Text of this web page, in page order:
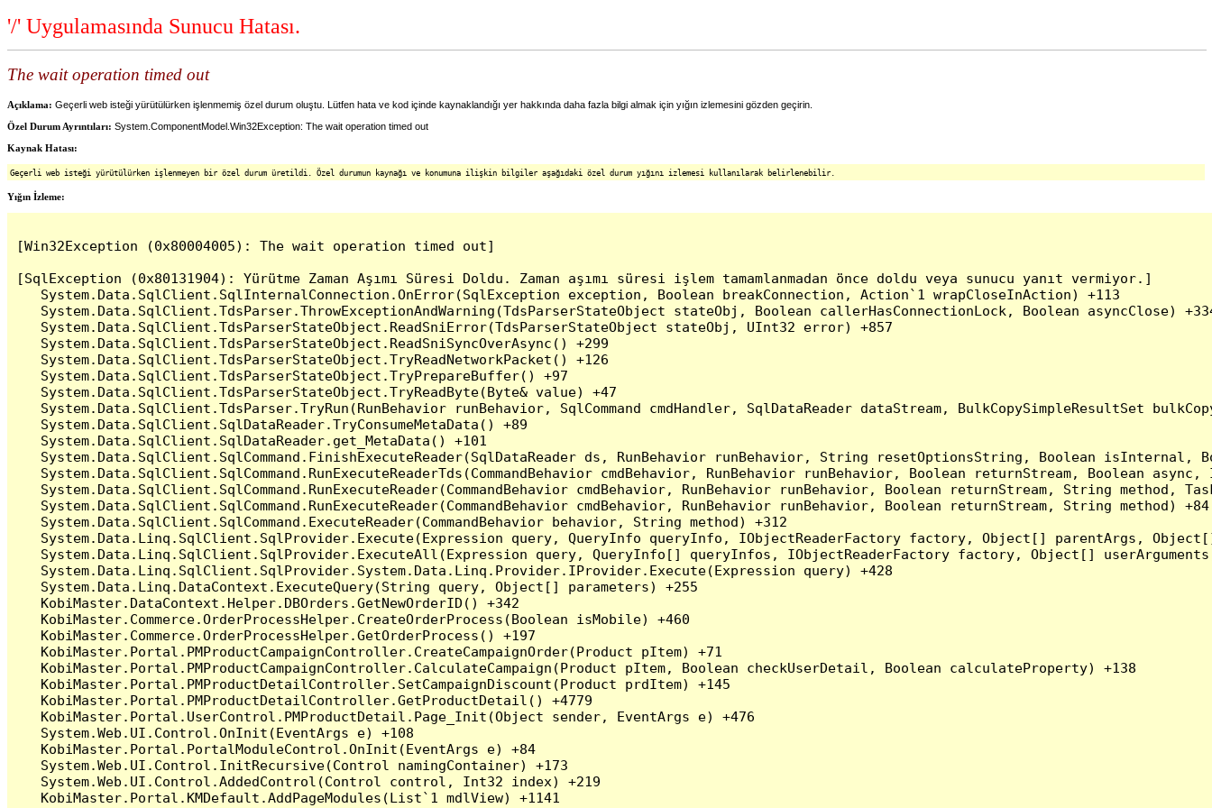
'/' Uygulamasında Sunucu Hatası.
The wait operation timed out
Açıklama: Geçerli web isteği yürütülürken işlenmemiş özel durum oluştu. Lütfen hata ve kod içinde kaynaklandığı yer hakkında daha fazla bilgi almak için yığın izlemesini gözden geçirin.
Özel Durum Ayrıntıları: System.ComponentModel.Win32Exception: The wait operation timed out
Kaynak Hatası:
Geçerli web isteği yürütülürken işlenmeyen bir özel durum üretildi. Özel durumun kaynağı ve konumuna ilişkin bilgiler aşağıdaki özel durum yığını izlemesi kullanılarak belirlenebilir.
Yığın İzleme:
[Win32Exception (0x80004005): The wait operation timed out]
[SqlException (0x80131904): Yürütme Zaman Aşımı Süresi Doldu. Zaman aşımı süresi işlem tamamlanmadan önce doldu veya sunucu yanıt vermiyor.]
   System.Data.SqlClient.SqlInternalConnection.OnError(SqlException exception, Boolean breakConnection, Action`1 wrapCloseInAction) +113
System.Data.SqlClient.TdsParser.ThrowExceptionAndWarning(TdsParserStateObject stateObj, Boolean callerHasConnectionLock, Boolean asyncClose)
   System.Data.SqlClient.TdsParserStateObject.ReadSniError(TdsParserStateObject stateObj, UInt32 error) +857
   System.Data.SqlClient.TdsParserStateObject.ReadSniSyncOverAsync() +299
   System.Data.SqlClient.TdsParserStateObject.TryReadNetworkPacket() +126
   System.Data.SqlClient.TdsParserStateObject.TryPrepareBuffer() +97
   System.Data.SqlClient.TdsParserStateObject.TryReadByte(Byte& value) +47
System.Data.SqlClient.TdsParser.TryRun(RunBehavior runBehavior, SqlCommand cmdHandler, SqlDataReader dataStream, BulkCopySimpleResultSet
   System.Data.SqlClient.SqlDataReader.TryConsumeMetaData() +89
   System.Data.SqlClient.SqlDataReader.get_MetaData() +101
System.Data.SqlClient.SqlCommand.FinishExecuteReader(SqlDataReader ds, RunBehavior runBehavior, String resetOptionsString, Boolean
System.Data.SqlClient.SqlCommand.RunExecuteReaderTds(CommandBehavior cmdBehavior, RunBehavior runBehavior, Boolean returnStream, Boolean
System.Data.SqlClient.SqlCommand.RunExecuteReader(CommandBehavior cmdBehavior, RunBehavior runBehavior, Boolean returnStream, String method,
   System.Data.SqlClient.SqlCommand.RunExecuteReader(CommandBehavior cmdBehavior, RunBehavior runBehavior, Boolean returnStream, String method) +84
   System.Data.SqlClient.SqlCommand.ExecuteReader(CommandBehavior behavior, String method) +312
System.Data.Linq.SqlClient.SqlProvider.Execute(Expression query, QueryInfo queryInfo, IObjectReaderFactory factory, Object[] parentArgs,
System.Data.Linq.SqlClient.SqlProvider.ExecuteAll(Expression query, QueryInfo[] queryInfos, IObjectReaderFactory factory, Object[]
   System.Data.Linq.SqlClient.SqlProvider.System.Data.Linq.Provider.IProvider.Execute(Expression query) +428
   System.Data.Linq.DataContext.ExecuteQuery(String query, Object[] parameters) +255
   KobiMaster.DataContext.Helper.DBOrders.GetNewOrderID() +342
   KobiMaster.Commerce.OrderProcessHelper.CreateOrderProcess(Boolean isMobile) +460
   KobiMaster.Commerce.OrderProcessHelper.GetOrderProcess() +197
   KobiMaster.Portal.PMProductCampaignController.CreateCampaignOrder(Product pItem) +71
   KobiMaster.Portal.PMProductCampaignController.CalculateCampaign(Product pItem, Boolean checkUserDetail, Boolean calculateProperty) +138
   KobiMaster.Portal.PMProductDetailController.SetCampaignDiscount(Product prdItem) +145
   KobiMaster.Portal.PMProductDetailController.GetProductDetail() +4779
   KobiMaster.Portal.UserControl.PMProductDetail.Page_Init(Object sender, EventArgs e) +476
   System.Web.UI.Control.OnInit(EventArgs e) +108
   KobiMaster.Portal.PortalModuleControl.OnInit(EventArgs e) +84
   System.Web.UI.Control.InitRecursive(Control namingContainer) +173
   System.Web.UI.Control.AddedControl(Control control, Int32 index) +219
   KobiMaster.Portal.KMDefault.AddPageModules(List`1 mdlView) +1141